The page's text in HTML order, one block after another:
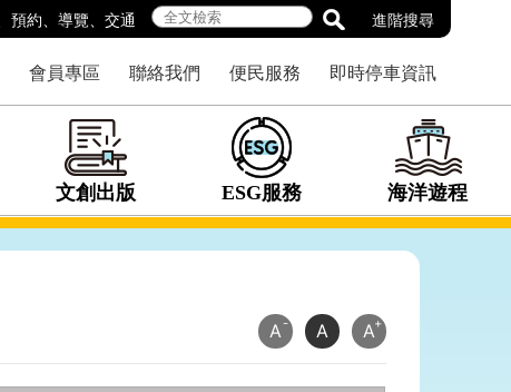
預約 導覽 交通 進階搜尋
會員專區 聯絡我們 便民服務 即時停車資訊
文創出版 ESG服務 海洋遊程
A- A A+